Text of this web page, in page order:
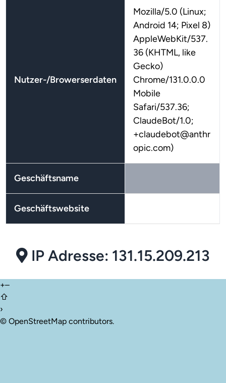
Nutzer-/Browerserdaten
Mozilla/5.0 (Linux;
Android 14; Pixel 8)
AppleWebKit/537.
36 (KHTML, like
Gecko)
Chrome/131.0.0.0
Mobile
Safari/537.36;
ClaudeBot/1.0;
+claudebot@anthr
opic.com)
Geschäftsname
Geschäftswebsite
IP Adresse: 131.15.209.213
+–
⇧
›
© OpenStreetMap contributors.